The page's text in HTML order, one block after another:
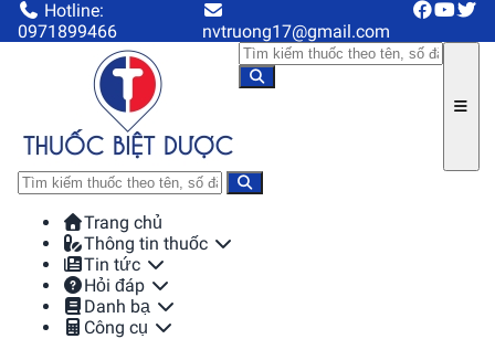
Hotline:
0971899466
nvtruong17@gmail.com
Trang chủ
Thông tin thuốc
Tin tức
Hỏi đáp
Danh bạ
Công cụ